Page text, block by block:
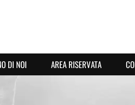
DI NOI AREA RISERVATA